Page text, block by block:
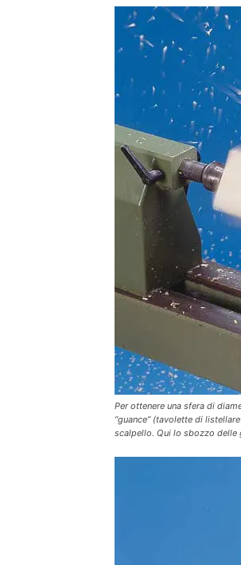
Per ottenere una sfera di
“guance” (tavolette di
scalpello. Qui lo sbozzo delle